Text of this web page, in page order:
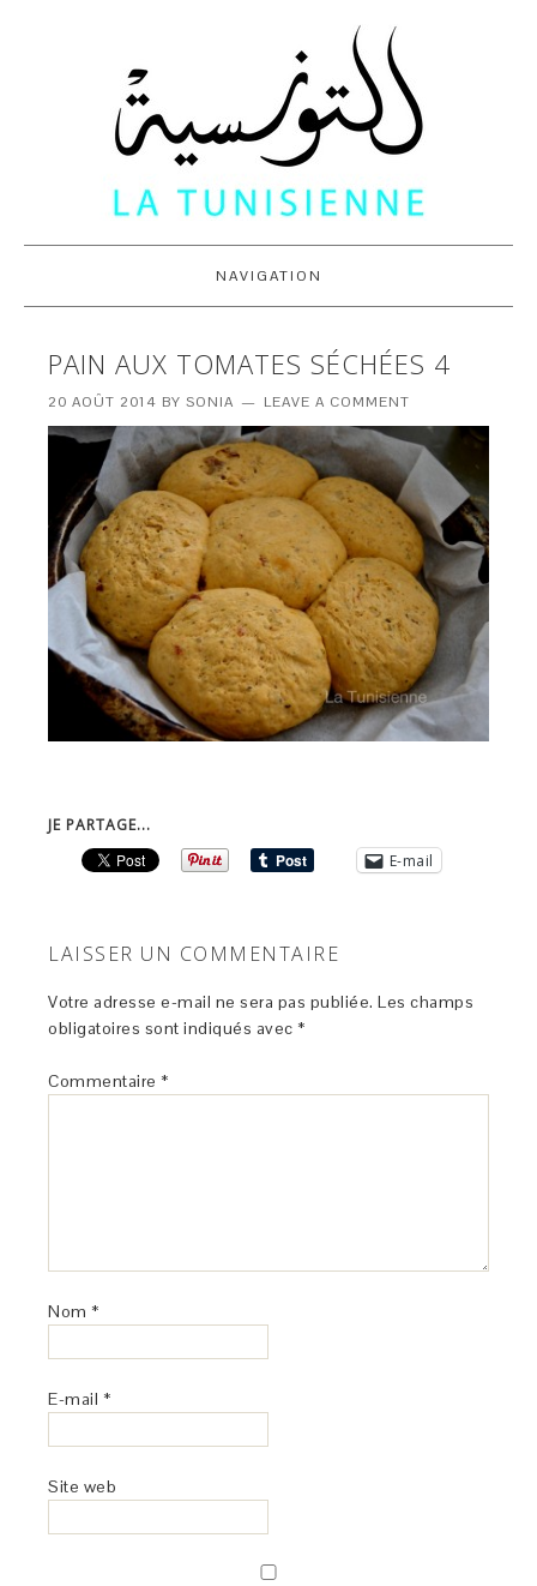
NAVIGATION
PAIN AUX TOMATES SÉCHÉES 4
20 AOÛT 2014 BYSONIA LEAVE A COMMENT
JE PARTAGE...
E-mail
LAISSER UN COMMENTAIRE
Votre adresse e-mail ne sera pas publiée. Les champs
obligatoires sont indiqués avec *
Commentaire *
Nom *
E-mail *
Site web